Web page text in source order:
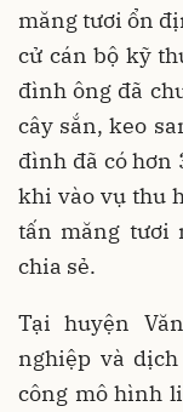
măng tươi ổn
cử cán bộ kỹ
đình ông đã
cây sắn, keo
đình đã có hơn
khi vào vụ thu
tấn măng tươi
chia sẻ.
Tại huyện
nghiệp và
công mô hình